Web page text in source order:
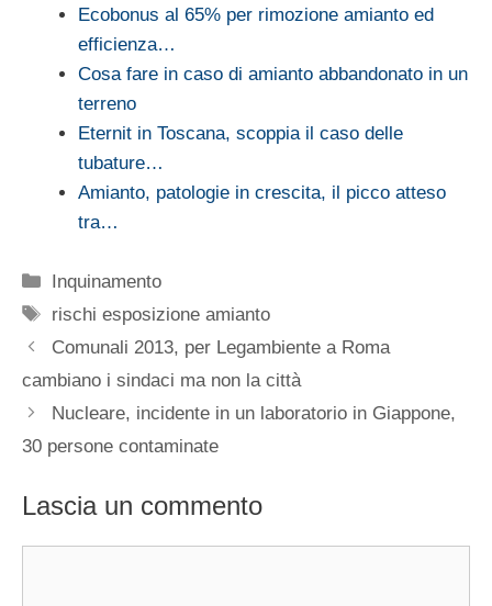
Ecobonus al 65% per rimozione amianto ed
efficienza…
Cosa fare in caso di amianto abbandonato in un
terreno
Eternit in Toscana, scoppia il caso delle
tubature…
Amianto, patologie in crescita, il picco atteso
tra…
Categorie
Inquinamento
Tag
rischi esposizione amianto
Comunali 2013, per Legambiente a Roma
cambiano i sindaci ma non la città
Nucleare, incidente in un laboratorio in Giappone,
30 persone contaminate
Lascia un commento